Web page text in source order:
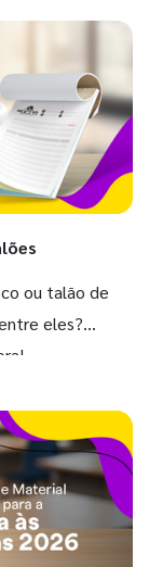
ou talão de
eles?